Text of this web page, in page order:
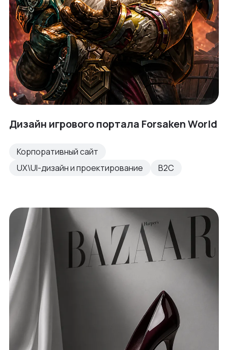
Дизайн игрового портала Forsaken World
Корпоративный сайт
UX\UI-дизайн и проектирование
B2C